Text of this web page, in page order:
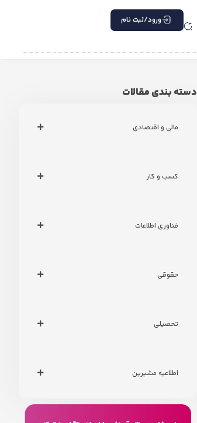
ورود/ثبت نام
دسته بندی مقالات
مالی و اقتصادی
کسب و کار
فناوری اطلاعات
حقوقی
تحصیلی
اطلاعیه مشیرین